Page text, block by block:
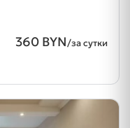
360 BYN/за сутки